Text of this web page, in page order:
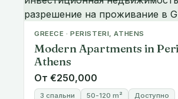
GREECE · PERISTERI, ATHENS
Athens
От €250,000
3 спальни 50-120 m²
Квалифицирует к:Greece Golden Visa